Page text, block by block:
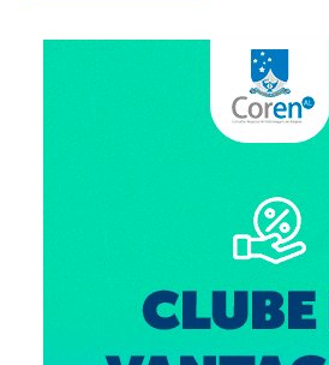
Suspensão do Exercício
Procedimento para registro
Valores dos serviços